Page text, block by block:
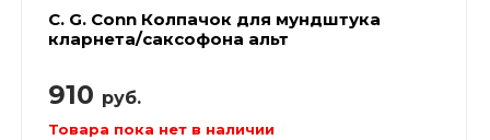
C. G. Conn Колпачок для мундштука
кларнета/саксофона альт
910 руб.
Товара пока нет в наличии